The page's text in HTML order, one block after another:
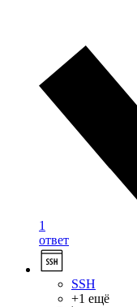
1
ответ
SSH
+1 ещё